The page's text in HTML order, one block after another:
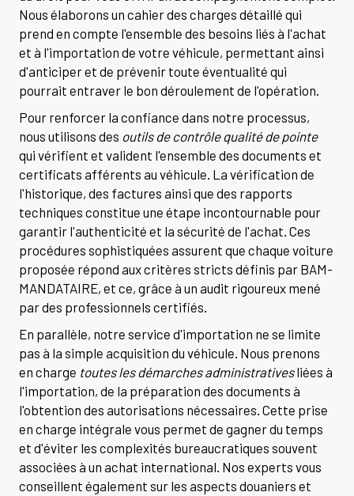
Nous élaborons un cahier des charges détaillé qui
prend en compte l'ensemble des besoins liés à l'achat
et à l'importation de votre véhicule, permettant ainsi
d'anticiper et de prévenir toute éventualité qui
pourrait entraver le bon déroulement de l'opération.
Pour renforcer la confiance dans notre processus,
nous utilisons des outils de contrôle qualité de pointe
qui vérifient et valident l'ensemble des documents et
certificats afférents au véhicule. La vérification de
l'historique, des factures ainsi que des rapports
techniques constitue une étape incontournable pour
garantir l'authenticité et la sécurité de l'achat. Ces
procédures sophistiquées assurent que chaque voiture
proposée répond aux critères stricts définis par BAM-
MANDATAIRE, et ce, grâce à un audit rigoureux mené
par des professionnels certifiés.
En parallèle, notre service d'importation ne se limite
pas à la simple acquisition du véhicule. Nous prenons
en charge toutes les démarches administrativesliées à
l'importation, de la préparation des documents à
l'obtention des autorisations nécessaires. Cette prise
en charge intégrale vous permet de gagner du temps
et d'éviter les complexités bureaucratiques souvent
associées à un achat international. Nos experts vous
conseillent également sur les aspects douaniers et